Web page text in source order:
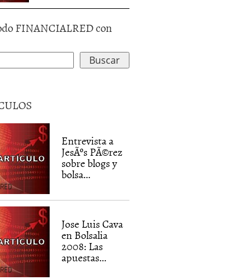
FINANCIALRED con
Entrevista a
JesÃºs PÃ©rez
sobre blogs y
bolsa...
Jose Luis Cava
en Bolsalia
2008: Las
apuestas...